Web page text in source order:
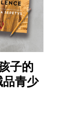
子的
品青少